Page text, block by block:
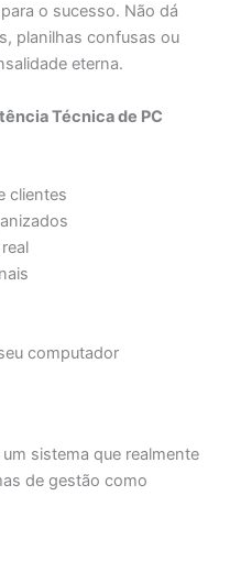
o sucesso. Não dá
planilhas confusas ou
eterna.
Técnica de PC
clientes
computador
sistema que realmente
de gestão como